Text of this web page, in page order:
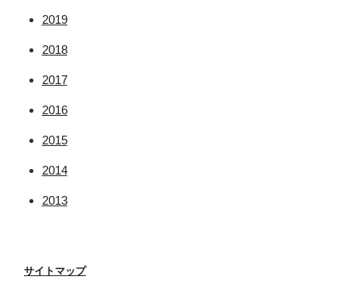
2019
2018
2017
2016
2015
2014
2013
サイトマップ